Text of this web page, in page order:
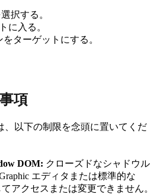
択する。
に入る。
をターゲットにする。
項
、以下の制限を念頭に置いてくだ
DOM: クローズドなシャドウル
エディタまたは標準的な
てアクセスまたは変更できません。